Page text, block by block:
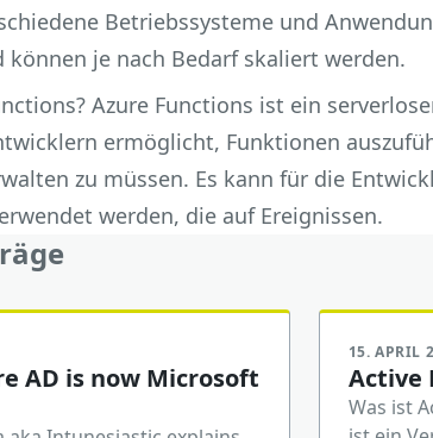
Betriebssysteme und
können je nach Bedarf skaliert werden.
Azure Functions ist ein
ermöglicht, Funktionen
zu müssen. Es kann für die
werden, die auf Ereignissen.
AD is now Microsoft
15. APRIL
Active
Was ist